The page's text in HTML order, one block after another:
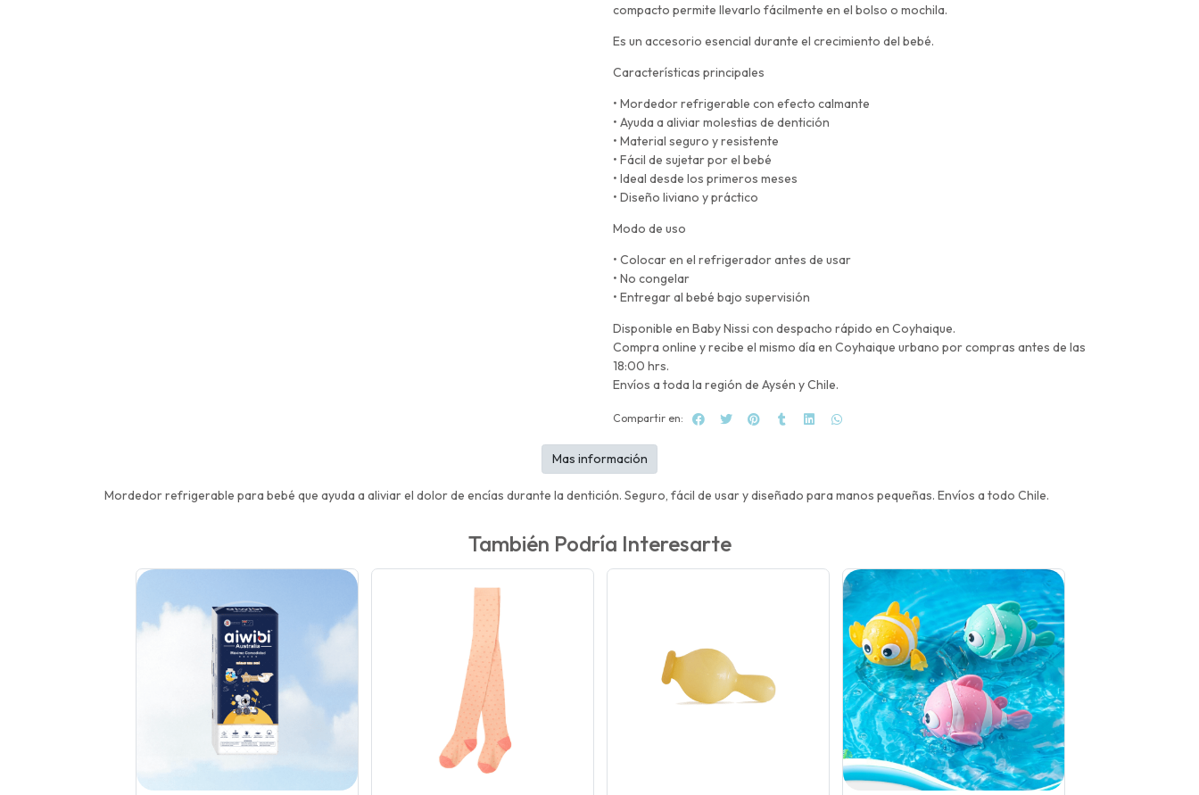
compacto permite llevarlo fácilmente en el bolso o mochila.
Es un accesorio esencial durante el crecimiento del bebé.
Características principales
• Mordedor refrigerable con efecto calmante
• Ayuda a aliviar molestias de dentición
• Material seguro y resistente
• Fácil de sujetar por el bebé
• Ideal desde los primeros meses
• Diseño liviano y práctico
Modo de uso
• Colocar en el refrigerador antes de usar
• No congelar
• Entregar al bebé bajo supervisión
Disponible en Baby Nissi con despacho rápido en Coyhaique.
Compra online y recibe el mismo día en Coyhaique urbano por compras antes de las
18:00 hrs.
Envíos a toda la región de Aysén y Chile.
Compartir en:
Mordedor refrigerable para bebé que ayuda a aliviar el dolor de encías durante la dentición. Seguro, fácil de usar y diseñado para manos pequeñas. Envíos a todo Chile.
Mas información
También Podría Interesarte